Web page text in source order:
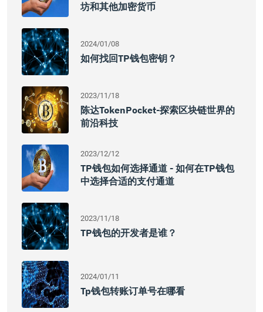
坊和其他加密货币
2024/01/08
如何找回TP钱包密钥？
2023/11/18
陈达TokenPocket-探索区块链世界的
前沿科技
2023/12/12
TP钱包如何选择通道 - 如何在TP钱包
中选择合适的支付通道
2023/11/18
TP钱包的开发者是谁？
2024/01/11
Tp钱包转账订单号在哪看